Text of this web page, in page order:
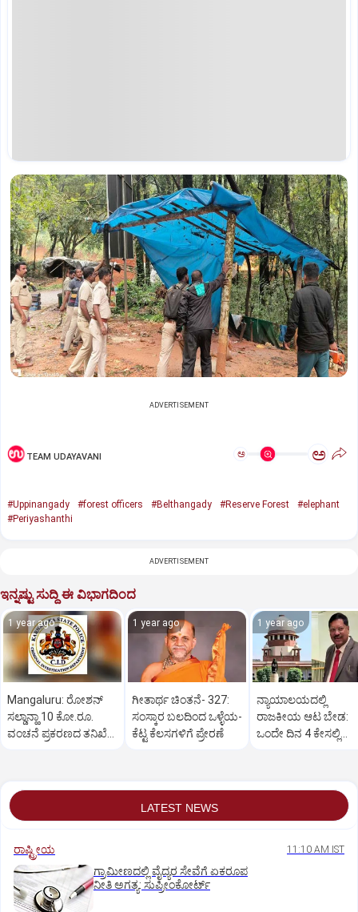
ADVERTISEMENT
TEAM UDAYAVANI ಅ ಅ
#Uppinangady #forest officers #Belthangady #Reserve Forest
#elephant
#Periyashanthi
ADVERTISEMENT
ಇನ್ನಷ್ಟು ಸುದ್ದಿ ಈ ವಿಭಾಗದಿಂದ
1 year ago
Mangaluru: ರೋಶನ್‌
ಸಲ್ಡಾನ್ಹಾ 10 ಕೋ.ರೂ.
ವಂಚನೆ ಪ್ರಕರಣದ ತನಿಖೆ
1 year ago
ಗೀತಾರ್ಥ ಚಿಂತನೆ- 327:
ಸಂಸ್ಕಾರ ಬಲದಿಂದ ಒಳ್ಳೆಯ-
ಕೆಟ್ಟ ಕೆಲಸಗಳಿಗೆ ಪ್ರೇರಣೆ
1 year ago
ನ್ಯಾಯಾಲಯದಲ್ಲಿ
ರಾಜಕೀಯ ಆಟ ಬೇಡ:
ಒಂದೇ ದಿನ 4 ಕೇಸಲ್ಲಿ
LATEST NEWS
ರಾಷ್ಟ್ರೀಯ 11:10 AM IST
ಗ್ರಾಮೀಣದಲ್ಲಿ ವೈದ್ಯರ ಸೇವೆಗೆ ಏಕರೂಪ
ನೀತಿ ಅಗತ್ಯ: ಸುಪ್ರೀಂಕೋರ್ಟ್‌